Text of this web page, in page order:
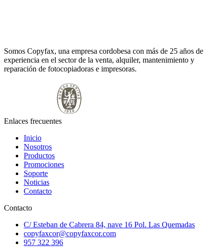
Somos Copyfax, una empresa cordobesa con más de 25 años de
experiencia en el sector de la venta, alquiler, mantenimiento y
reparación de fotocopiadoras e impresoras.
Enlaces frecuentes
Inicio
Nosotros
Productos
Promociones
Soporte
Noticias
Contacto
Contacto
C/ Esteban de Cabrera 84, nave 16 Pol. Las Quemadas
copyfaxcor@copyfaxcor.com
957 322 396